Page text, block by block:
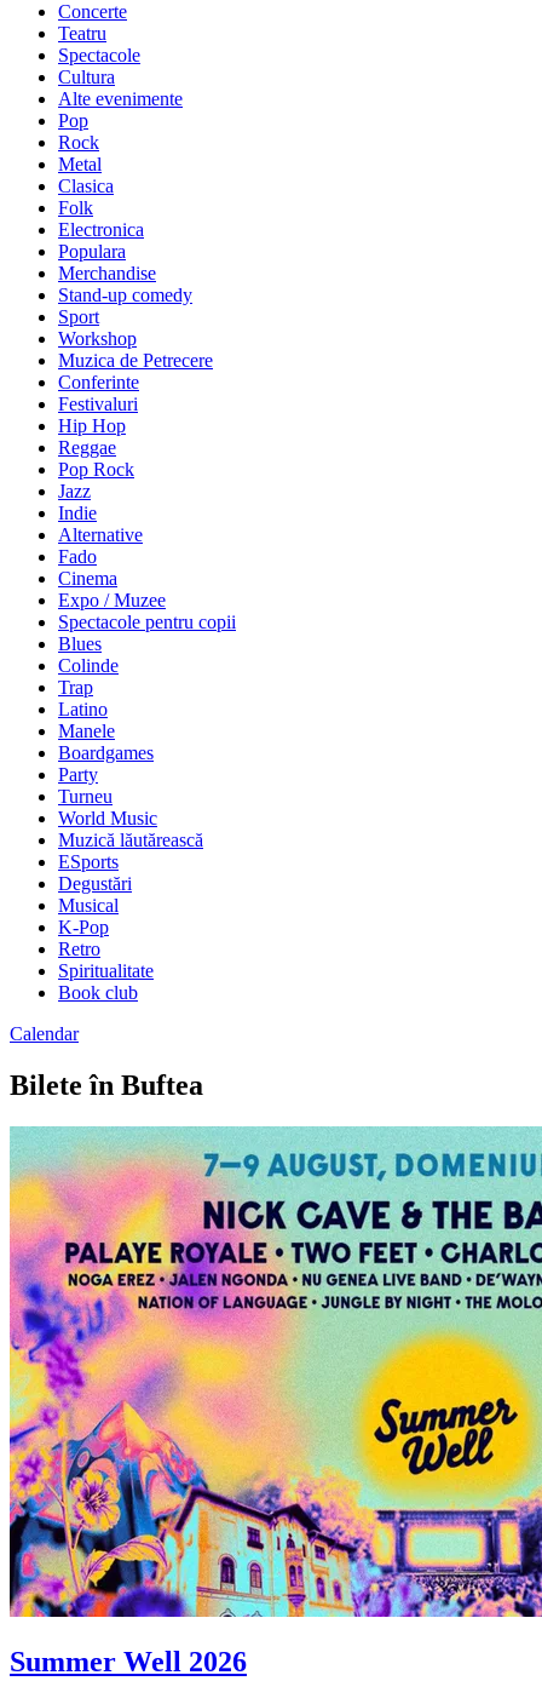
Concerte
Teatru
Spectacole
Cultura
Alte evenimente
Pop
Rock
Metal
Clasica
Folk
Electronica
Populara
Merchandise
Stand-up comedy
Sport
Workshop
Muzica de Petrecere
Conferinte
Festivaluri
Hip Hop
Reggae
Pop Rock
Jazz
Indie
Alternative
Fado
Cinema
Expo / Muzee
Spectacole pentru copii
Blues
Colinde
Trap
Latino
Manele
Boardgames
Party
Turneu
World Music
Muzică lăutărească
ESports
Degustări
Musical
K-Pop
Retro
Spiritualitate
Book club
Calendar
Bilete în Buftea
Summer Well 2026